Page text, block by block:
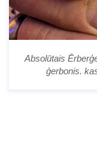
Absolūtais
ģerbonis.